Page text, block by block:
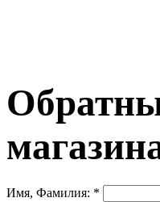
Имя, Фамилия: *